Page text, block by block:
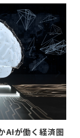
が働く経済圏